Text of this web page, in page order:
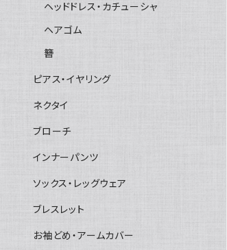
ヘッドドレス・カチューシャ
ヘアゴム
簪
ピアス・イヤリング
ネクタイ
ブローチ
インナーパンツ
ソックス・レッグウェア
ブレスレット
お袖どめ・アームカバー